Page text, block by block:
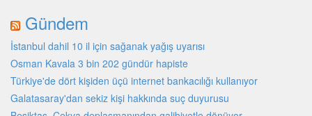
Gündem
İstanbul dahil 10 il için sağanak yağış uyarısı
Osman Kavala 3 bin 202 gündür hapiste
Türkiye'de dört kişiden üçü internet bankacılığı kullanıyor
Galatasaray'dan sekiz kişi hakkında suç duyurusu